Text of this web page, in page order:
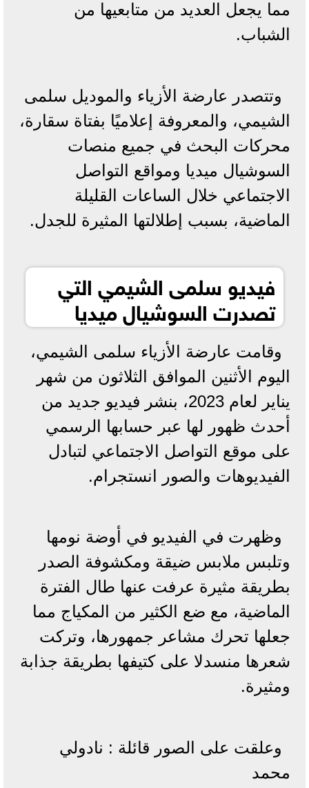
مما يجعل العديد من متابعيها من
الشباب.
وتتصدر عارضة الأزياء والموديل سلمى
الشيمي، والمعروفة إعلاميًا بفتاة سقارة،
محركات البحث في جميع منصات
السوشيال ميديا ومواقع التواصل
الاجتماعي خلال الساعات القليلة
الماضية، بسبب إطلالتها المثيرة للجدل.
فيديو سلمى الشيمي التي
تصدرت السوشيال ميديا
وقامت عارضة الأزياء سلمى الشيمي،
اليوم الأثنين الموافق الثلاثون من شهر
يناير لعام 2023، بنشر فيديو جديد من
أحدث ظهور لها عبر حسابها الرسمي
على موقع التواصل الاجتماعي لتبادل
الفيديوهات والصور انستجرام.
وظهرت في الفيديو في أوضة نومها
وتلبس ملابس ضيقة ومكشوفة الصدر
بطريقة مثيرة عرفت عنها طال الفترة
الماضية، مع ضع الكثير من المكياج مما
جعلها تحرك مشاعر جمهورها، وتركت
شعرها منسدلا على كتيفها بطريقة جذابة
ومثيرة.
وعلقت على الصور قائلة : نادولي
محمد